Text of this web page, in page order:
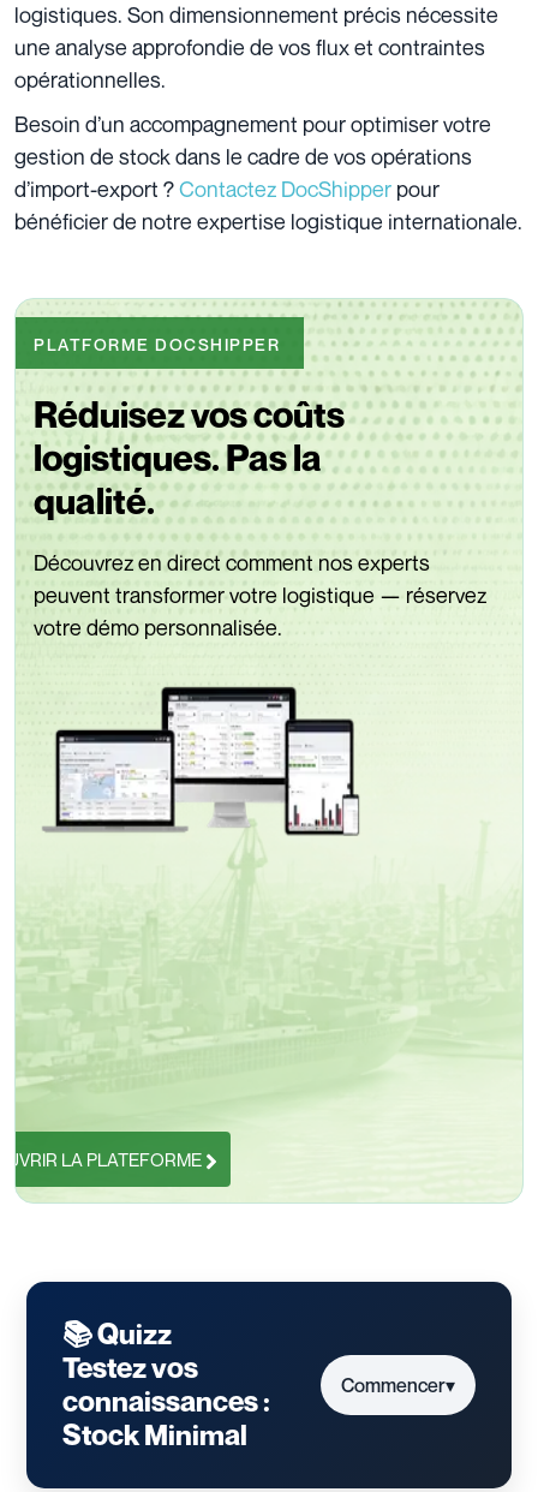
logistiques. Son dimensionnement précis nécessite
une analyse approfondie de vos flux et contraintes
opérationnelles.
Besoin d’un accompagnement pour optimiser votre
gestion de stock dans le cadre de vos opérations
d’import-export ?Contactez DocShipper pour
bénéficier de notre expertise logistique internationale.
PLATFORME DOCSHIPPER
Réduisez vos coûts
logistiques. Pas la
qualité.
Découvrez en direct comment nos experts
peuvent transformer votre logistique — réservez
votre démo personnalisée.
LA PLATEFORME
📚 Quizz
Testez vos
connaissances :
Stock Minimal
Commencer▾